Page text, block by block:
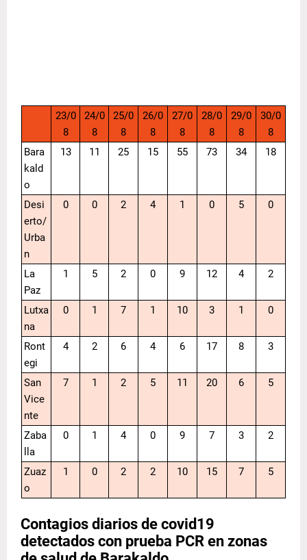
23/0
8
24/0
8
25/0
8
26/0
8
27/0
8
28/0
8
29/0
8
30/0
8
Bara
kald
o
13 11 25 15 55 73 34 18
Desi
erto/
Urba
n
0 0 2 4 1 0 5 0
La
Paz
1 5 2 0 9 12 4 2
Lutxa
na
0 1 7 1 10 3 1 0
Ront
egi
4 2 6 4 6 17 8 3
San
Vice
nte
7 1 2 5 11 20 6 5
Zaba
lla
0 1 4 0 9 7 3 2
Zuaz
o
1 0 2 2 10 15 7 5